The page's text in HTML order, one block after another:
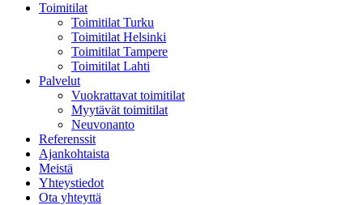
Toimitilat
Toimitilat Turku
Toimitilat Helsinki
Toimitilat Tampere
Toimitilat Lahti
Palvelut
Vuokrattavat toimitilat
Myytävät toimitilat
Neuvonanto
Referenssit
Ajankohtaista
Meistä
Yhteystiedot
Ota yhteyttä